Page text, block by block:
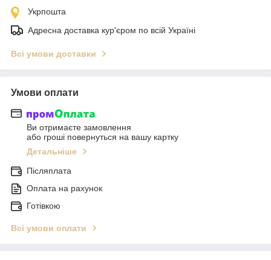
Укрпошта
Адресна доставка кур'єром по всій Україні
Всі умови доставки
Умови оплати
Ви отримаєте замовлення
або гроші повернуться на вашу картку
Детальніше
Післяплата
Оплата на рахунок
Готівкою
Всі умови оплати